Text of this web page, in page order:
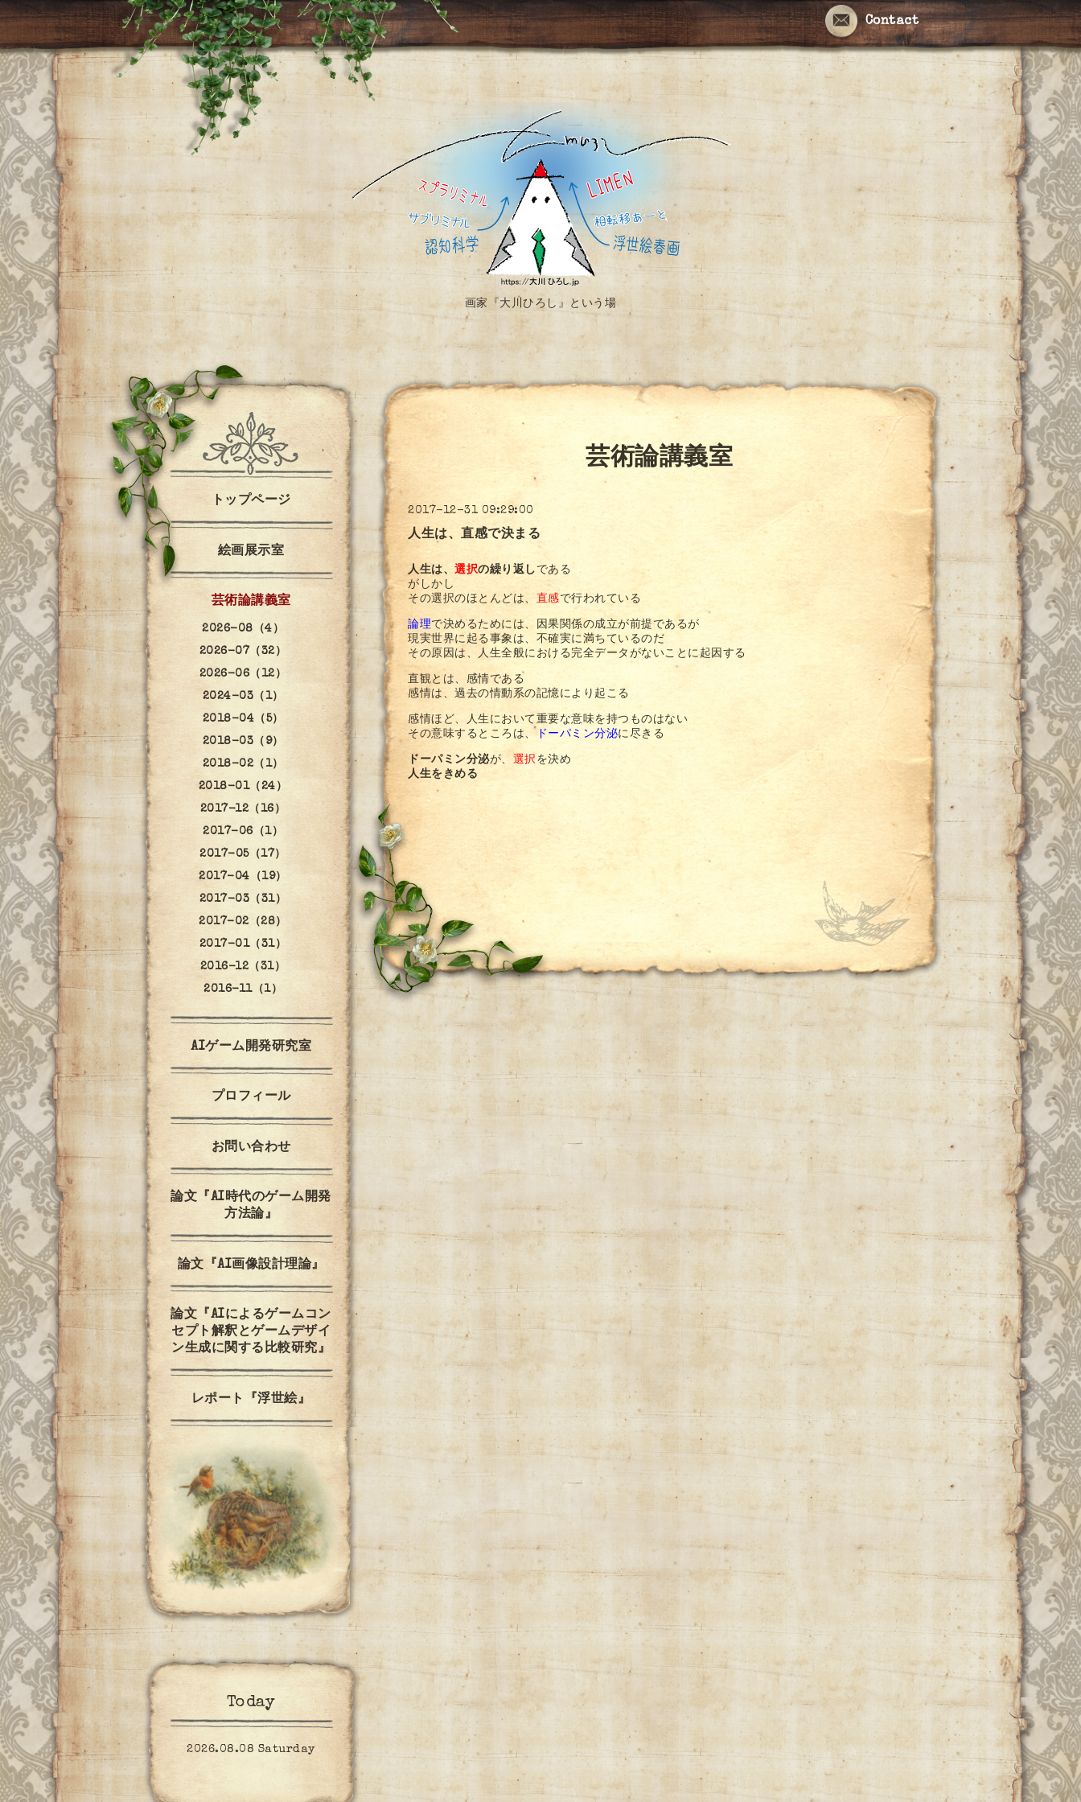
Contact
画家『大川ひろし』という場
芸術論講義室
2017-12-31 09:29:00
人生は、直感で決まる
人生は、 選択の繰り返し である
がしかし
その選択のほとんどは、 直感で行われている
論理で決めるためには、因果関係の成立が前提であるが
現実世界に起る事象は、不確実に満ちているのだ
その原因は、人生全般における完全データがないことに起因する
直観とは、感情である
感情は、過去の情動系の記憶により起こる
感情ほど、人生において重要な意味を持つものはない
その意味するところは、
ドーパミン分泌に尽きる
ドーパミン分泌が、 選択を決め
人生をきめる
トップページ
絵画展示室
芸術論講義室
2026-08（4）
2026-07（32）
2026-06（12）
2024-03（1）
2018-04（5）
2018-03（9）
2018-02（1）
2018-01（24）
2017-12（16）
2017-06（1）
2017-05（17）
2017-04（19）
2017-03（31）
2017-02（28）
2017-01（31）
2016-12（31）
2016-11（1）
AIゲーム開発研究室
プロフィール
お問い合わせ
論文『AI時代のゲーム開発
方法論』
論文『AI画像設計理論』
論文『AIによるゲームコン
セプト解釈とゲームデザイ
ン生成に関する比較研究』
レポート『浮世絵』
Today
2026.08.08 Saturday